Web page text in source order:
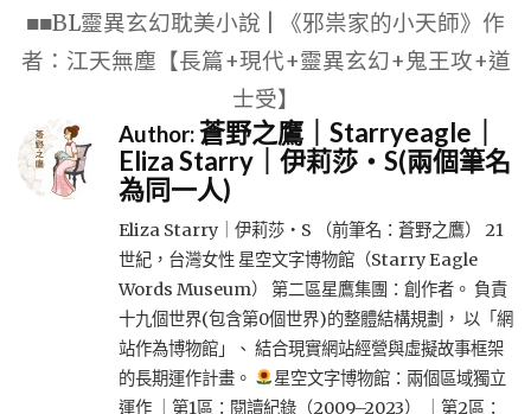
■■BL靈異玄幻耽美小說 | 《邪祟家的小天師》作
者：江天無塵【長篇+現代+靈異玄幻+鬼王攻+道
士受】
Author:蒼野之鷹｜Starryeagle｜
Eliza Starry｜伊莉莎・S(兩個筆名
為同一人)
Eliza Starry｜伊莉莎・S （前筆名：蒼野之鷹） 21
世紀，台灣女性 星空文字博物館（Starry Eagle
Words Museum） 第二區星鷹集團：創作者。 負責
十九個世界(包含第0個世界)的整體結構規劃， 以「網
站作為博物館」、 結合現實網站經營與虛擬故事框架
的長期運作計畫。
星空文字博物館：兩個區域獨立
運作 ｜第1區：閱讀紀錄（2009–2023） ｜第2區：